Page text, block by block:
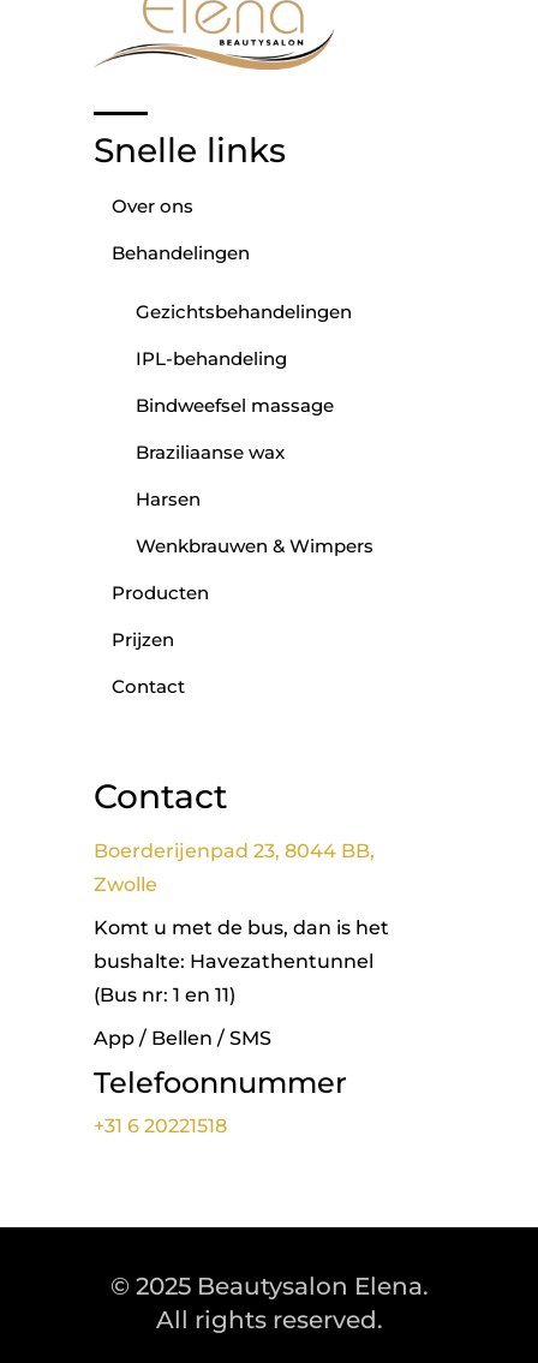
Snelle links
Over ons
Behandelingen
Gezichtsbehandelingen
IPL-behandeling
Bindweefsel massage
Braziliaanse wax
Harsen
Wenkbrauwen & Wimpers
Producten
Prijzen
Contact
Contact
Boerderijenpad 23, 8044 BB,
Zwolle
Komt u met de bus, dan is het
bushalte: Havezathentunnel
(Bus nr: 1 en 11)
App / Bellen / SMS
Telefoonnummer
+31 6 20221518
© 2025 Beautysalon Elena.
All rights reserved.